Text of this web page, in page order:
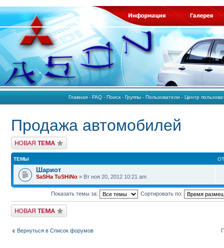
Главная - FAQ - Поиск - Группы - Пользователи - Центр
Продажа автомобилей
Начать новую тему
ТЕМЫ
Шариот
SaSHa TuSHiNo » Вт ноя 20, 2012 10:21 am
Показать темы за: Сортировать по:
Начать новую тему
Вернуться в Список форумов